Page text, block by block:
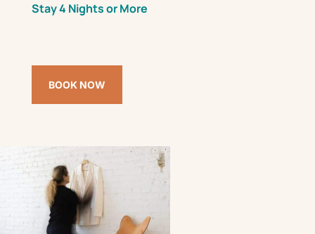
Stay 4 Nights or More
BOOK NOW